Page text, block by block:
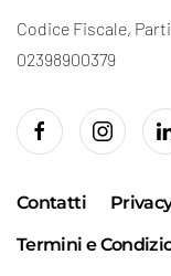
Codice Fiscale,
02398900379
Contatti
Termini e